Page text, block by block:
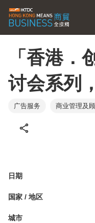
「香港．
讨会系列
广告服务 商业管理及
日期
国家 / 地区
城市